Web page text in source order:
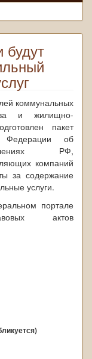
коммунальных
и жилищно-
пакет
Федерации об
РФ,
компаний
за содержание
услуги.
портале
актов